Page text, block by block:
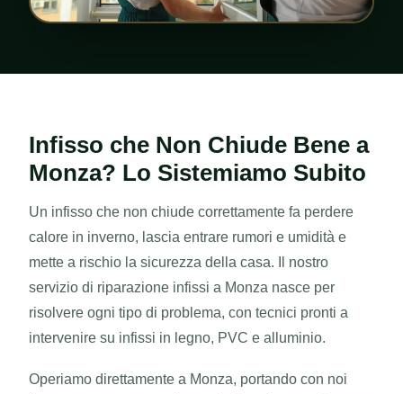
Infisso che Non Chiude Bene a
Monza? Lo Sistemiamo Subito
Un infisso che non chiude correttamente fa perdere
calore in inverno, lascia entrare rumori e umidità e
mette a rischio la sicurezza della casa. Il nostro
servizio di riparazione infissi a Monza nasce per
risolvere ogni tipo di problema, con tecnici pronti a
intervenire su infissi in legno, PVC e alluminio.
Operiamo direttamente a Monza, portando con noi